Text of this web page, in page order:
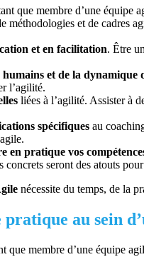
que membre d’une équipe
méthodologies et de cadres
et en facilitation. Être
humains et de la dynamique
l’agilité.
liées à l’agilité. Assister à
spécifiques au
en pratique vos
concrets seront des atouts
nécessite du temps, de la
au sein
que membre d’une équipe